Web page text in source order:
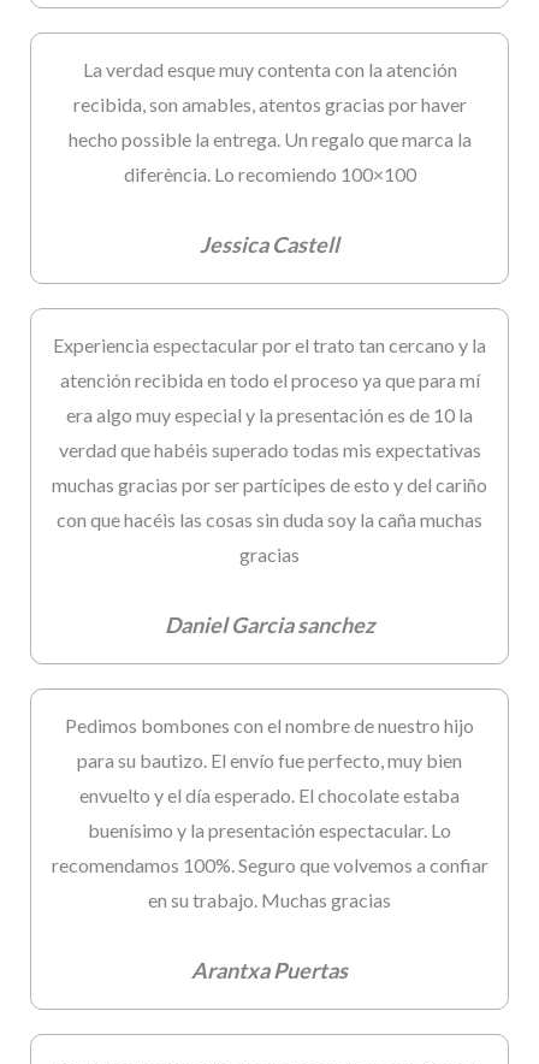
La verdad esque muy contenta con la atención
recibida, son amables, atentos gracias por haver
hecho possible la entrega. Un regalo que marca la
diferència. Lo recomiendo 100×100
Jessica Castell
Experiencia espectacular por el trato tan cercano y la
atención recibida en todo el proceso ya que para mí
era algo muy especial y la presentación es de 10 la
verdad que habéis superado todas mis expectativas
muchas gracias por ser partícipes de esto y del cariño
con que hacéis las cosas sin duda soy la caña muchas
gracias
Daniel Garcia sanchez
Pedimos bombones con el nombre de nuestro hijo
para su bautizo. El envío fue perfecto, muy bien
envuelto y el día esperado. El chocolate estaba
buenísimo y la presentación espectacular. Lo
recomendamos 100%. Seguro que volvemos a confiar
en su trabajo. Muchas gracias
Arantxa Puertas